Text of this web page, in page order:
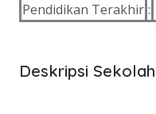
Pendidikan Terakhir :
Deskripsi Sekolah